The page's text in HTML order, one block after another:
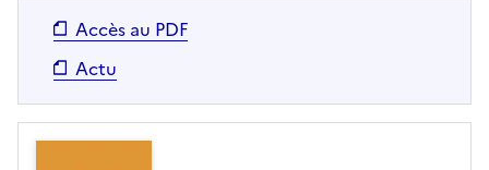
Accès au PDF
Actu